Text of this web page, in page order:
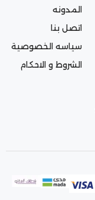
المدونه
اتصل بنا
سياسه الخصوصية
الشروط و الاحكام